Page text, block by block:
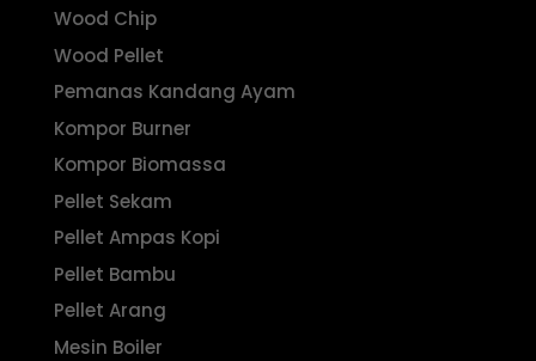
Wood Chip
Wood Pellet
Pemanas Kandang Ayam
Kompor Burner
Kompor Biomassa
Pellet Sekam
Pellet Ampas Kopi
Pellet Bambu
Pellet Arang
Mesin Boiler